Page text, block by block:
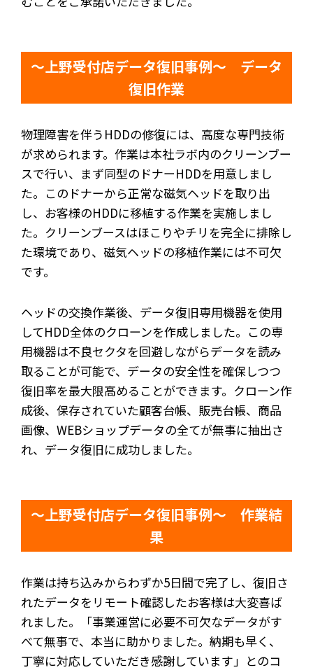
～上野受付店データ復旧事例～ データ
復旧作業
物理障害を伴うHDDの修復には、高度な専門技術
が求められます。作業は本社ラボ内のクリーンブー
スで行い、まず同型のドナーHDDを用意しまし
た。このドナーから正常な磁気ヘッドを取り出
し、お客様のHDDに移植する作業を実施しまし
た。クリーンブースはほこりやチリを完全に排除し
た環境であり、磁気ヘッドの移植作業には不可欠
です。
ヘッドの交換作業後、データ復旧専用機器を使用
してHDD全体のクローンを作成しました。この専
用機器は不良セクタを回避しながらデータを読み
取ることが可能で、データの安全性を確保しつつ
復旧率を最大限高めることができます。クローン作
成後、保存されていた顧客台帳、販売台帳、商品
画像、WEBショップデータの全てが無事に抽出さ
れ、データ復旧に成功しました。
～上野受付店データ復旧事例～ 作業結
果
作業は持ち込みからわずか5日間で完了し、復旧さ
れたデータをリモート確認したお客様は大変喜ば
れました。「事業運営に必要不可欠なデータがす
べて無事で、本当に助かりました。納期も早く、
丁寧に対応していただき感謝しています」とのコ